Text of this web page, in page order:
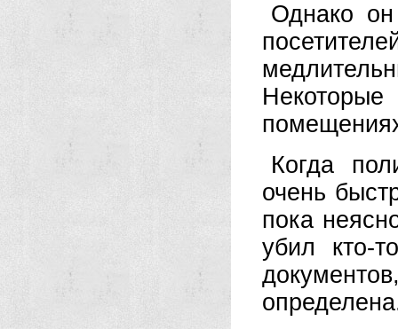
Однако
Когда
очень
пока
убил кто-